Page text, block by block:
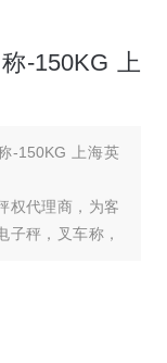
-150KG 上
-150KG 上海英
权代理商，为客
子秤，叉车称，
售后烦恼，让